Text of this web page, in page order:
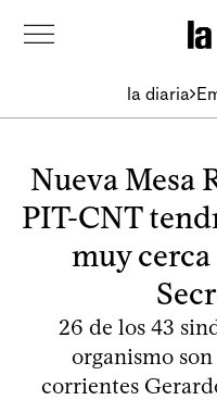
la diaria
Nueva Mesa
PIT-CNT
muy
26 de los 43
organismo
corrientes